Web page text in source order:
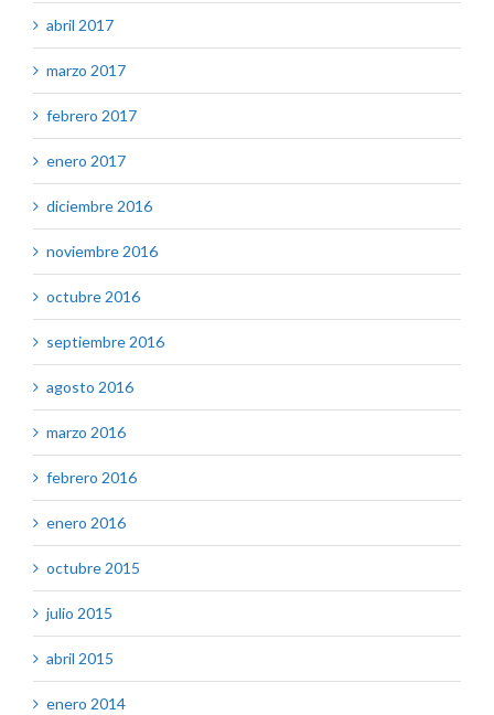
abril 2017
marzo 2017
febrero 2017
enero 2017
diciembre 2016
noviembre 2016
octubre 2016
septiembre 2016
agosto 2016
marzo 2016
febrero 2016
enero 2016
octubre 2015
julio 2015
abril 2015
enero 2014